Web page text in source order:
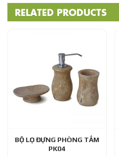
RELATED PRODUCTS
BỘ LỌ ĐỰNG PHÒNG TẮM
PK04